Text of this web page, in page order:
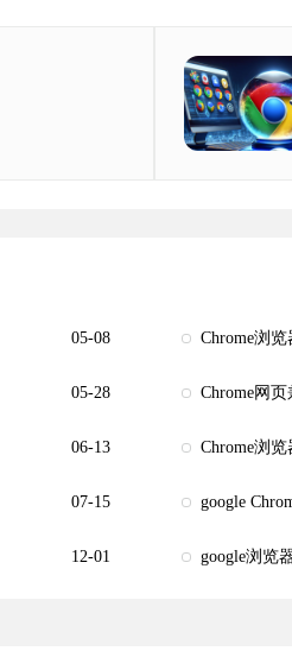
05-08 Chrome浏
05-28 Chrome网
06-13 Chrome浏
07-15 google
12-01 google浏览